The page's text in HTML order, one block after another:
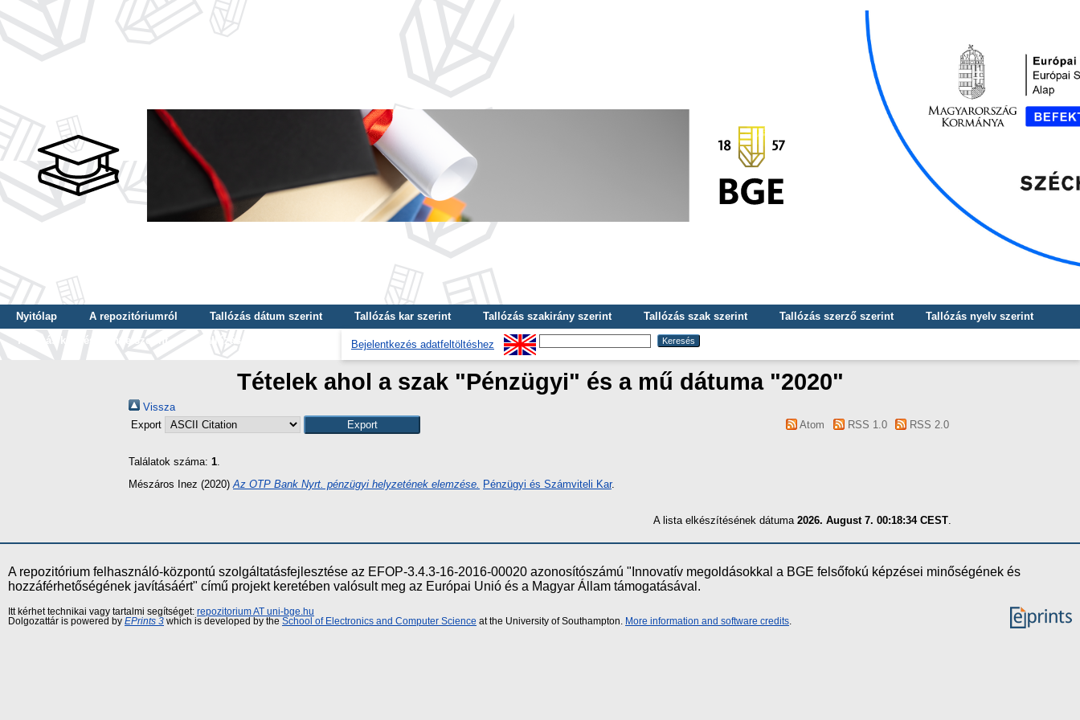
Nyitólap A repozitóriumról Tallózás dátum szerint Tallózás kar szerint Tallózás szakirány szerint Tallózás szak szerint Tallózás szerző szerint
Tallózás nyelv szerint
Tallózás képzés szintje szerint
Tallózás kulcsszó szerint Bejelentkezés adatfeltöltéshez
Tételek ahol a szak "Pénzügyi" és a mű dátuma "2020"
Vissza
Export
Atom RSS 1.0 RSS 2.0
Találatok száma: 1.
Mészáros Inez (2020) Az OTP Bank Nyrt. pénzügyi helyzetének elemzése. Pénzügyi és Számviteli Kar.
A lista elkészítésének dátuma 2026. August 7. 00:18:34 CEST
A repozitórium felhasználó-központú szolgáltatásfejlesztése az EFOP-3.4.3-16-2016-00020 azonosítószámú "Innovatív megoldásokkal a BGE felsőfokú képzései minőségének és
hozzáférhetőségének javításáért" című projekt keretében valósult meg az Európai Unió és a Magyar Állam támogatásával.
Itt kérhet technikai vagy tartalmi segítséget: repozitorium AT uni-bge.hu
Dolgozattár is powered by EPrints 3 which is developed by the School of Electronics and Computer Science at the University of Southampton. More information and software credits